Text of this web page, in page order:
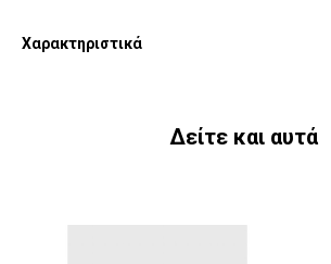
Χαρακτηριστικά
Δείτε και αυτά